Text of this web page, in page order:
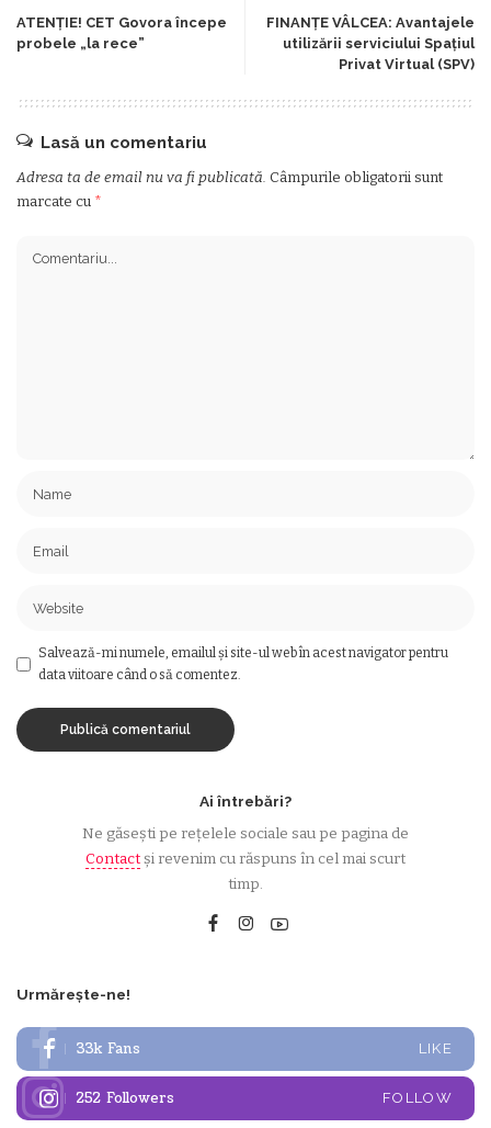
ATENȚIE! CET Govora începe
probele „la rece”
FINANȚE VÂLCEA: Avantajele
utilizării serviciului Spaţiul
Privat Virtual (SPV)
Lasă un comentariu
Adresa ta de email nu va fi publicată. Câmpurile obligatorii sunt
marcate cu *
Salvează-mi numele, emailul și site-ul web în acest navigator pentru
data viitoare când o să comentez.
Ai întrebări?
Ne găsești pe rețelele sociale sau pe pagina de
Contactși revenim cu răspuns în cel mai scurt
timp.
Urmărește-ne!
33k Fans LIKE
252 Followers FOLLOW